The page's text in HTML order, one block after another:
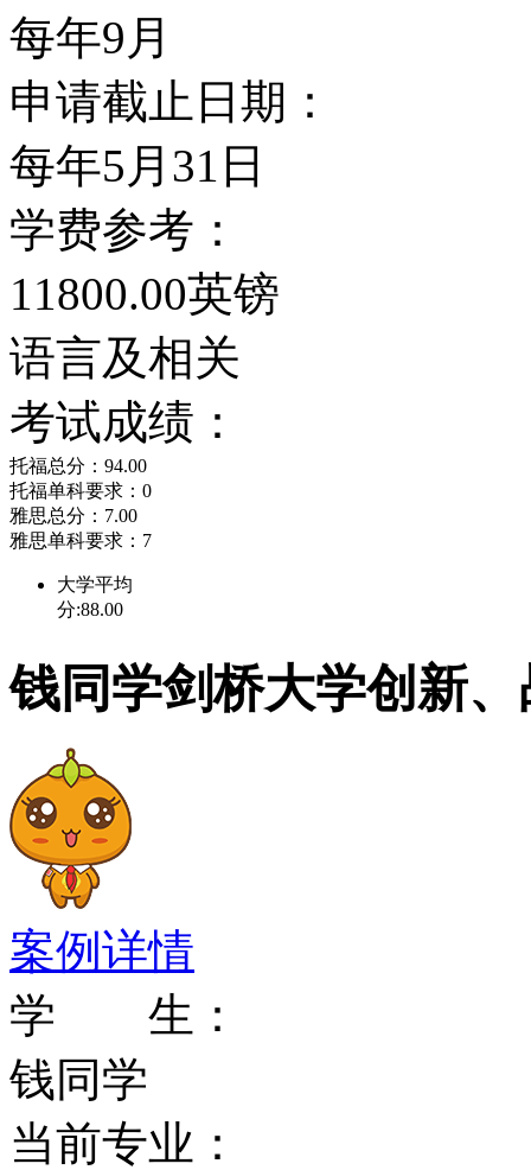
每年9月
申请截止日期：
每年5月31日
学费参考：
11800.00英镑
语言及相关
考试成绩：
托福总分：94.00
托福单科要求：0
雅思总分：7.00
雅思单科要求：7
大学平均
分:88.00
钱同学剑桥大学创新
案例详情
学 生：
钱同学
当前专业：